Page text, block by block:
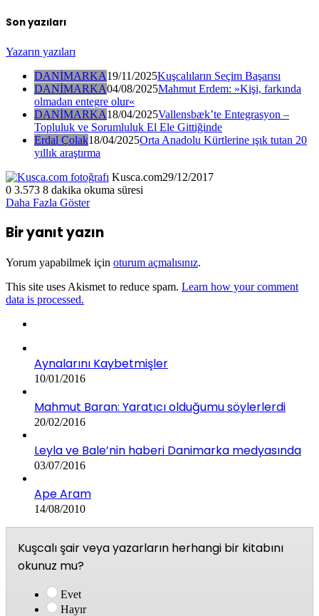
Son yazıları
Yazarın yazıları
DANİMARKA19/11/2025Kuşcalıların Seçim Başarısı
DANİMARKA04/08/2025Mahmut Erdem: »Kişi, farkında
olmadan entegre olur«
DANİMARKA18/04/2025Vallensbæk’te Entegrasyon –
Topluluk ve Sorumluluk El Ele Gittiğinde
Erdal Çolak18/04/2025Orta Anadolu Kürtlerine ışık tutan 20
yıllık araştırma
Kusca.com29/12/2017
0 3.573 8 dakika okuma süresi
Daha Fazla Göster
Bir yanıt yazın
Yorum yapabilmek için oturum açmalısınız.
This site uses Akismet to reduce spam. Learn how your comment
data is processed.
Aynalarını Kaybetmişler
10/01/2016
Mahmut Baran: Yaratıcı olduğumu söylerlerdi
20/02/2016
Leyla ve Bale’nin haberi Danimarka medyasında
03/07/2016
Ape Aram
14/08/2010
Kuşcalı şair veya yazarların herhangi bir kitabını
okunuz mu?
Evet
Hayır